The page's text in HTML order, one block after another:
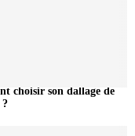
choisir son dallage de
?